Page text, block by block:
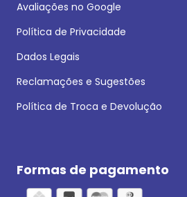
Avaliações no Google
Política de Privacidade
Dados Legais
Reclamações e Sugestões
Política de Troca e Devolução
Formas de pagamento